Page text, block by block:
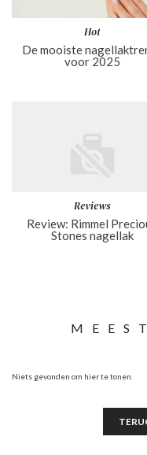
Hot
De mooiste
voor 2025
Reviews
Review: Rimmel
Stones nagellak
Niets gevonden om hier te tonen.